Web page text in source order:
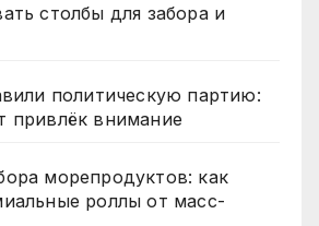
столбы для забора и
политическую партию:
привлёк внимание
морепродуктов: как
роллы от масс-